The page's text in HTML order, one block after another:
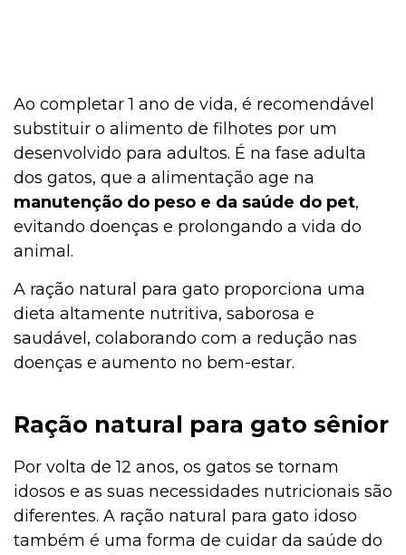
Ao completar 1 ano de vida, é recomendável
substituir o alimento de filhotes por um
desenvolvido para adultos. É na fase adulta
dos gatos, que a alimentação age na
manutenção do peso e da saúde do pet,
evitando doenças e prolongando a vida do
animal.
A ração natural para gato proporciona uma
dieta altamente nutritiva, saborosa e
saudável, colaborando com a redução nas
doenças e aumento no bem-estar.
Ração natural para gato sênior
Por volta de 12 anos, os gatos se tornam
idosos e as suas necessidades nutricionais são
diferentes. A ração natural para gato idoso
também é uma forma de cuidar da saúde do